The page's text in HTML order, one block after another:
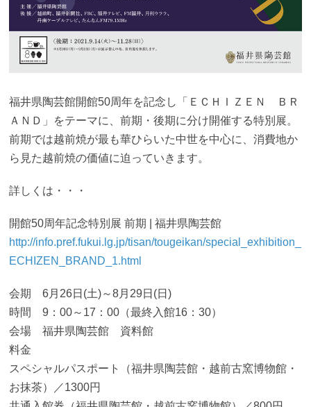
福井県陶芸館開館50周年を記念し「ＥＣＨＩＺＥＮ ＢＲ
ＡＮＤ」をテーマに、前期・後期に分け開催する特別展。
前期では越前焼が最も華ひらいた中世を中心に、消費地か
ら見た越前焼の価値に迫っていきます。
詳しくは・・・
開館50周年記念特別展 前期 | 福井県陶芸館
http://info.pref.fukui.lg.jp/tisan/tougeikan/special_exhibition_
ECHIZEN_BRAND_1.html
会期 6月26日(土)～8月29日(日)
時間 9：00～17：00（最終入館16：30）
会場 福井県陶芸館 資料館
料金
スペシャルパスポート（福井県陶芸館・越前古窯博物館・
お抹茶）／1300円